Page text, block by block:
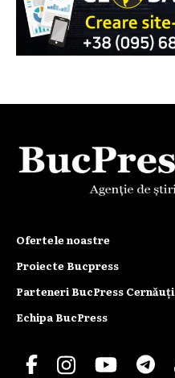
Ofertele noastre
Proiecte Bucpress
Parteneri BucPress Cernăuți
Echipa BucPress